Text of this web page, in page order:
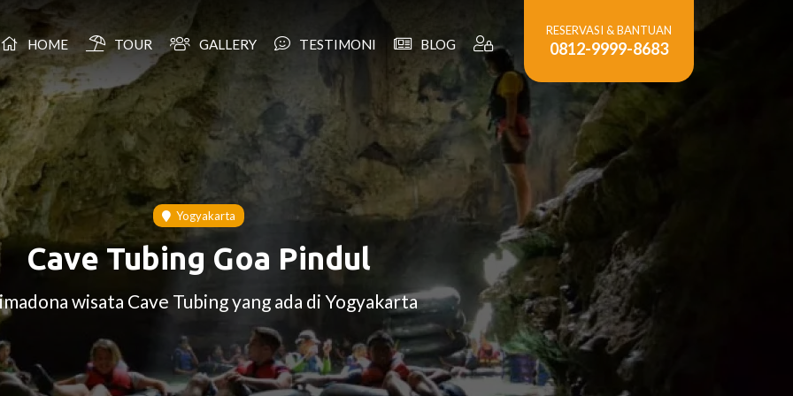
HOME TOUR GALLERY TESTIMONI BLOG
RESERVASI & BANTUAN
0812-9999-8683
Yogyakarta
Cave Tubing Goa Pindul
wisata Cave Tubing yang ada di Yogyakarta